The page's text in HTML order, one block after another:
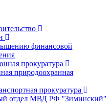
финансовой
прокуратура
природоохранная
прокуратура
отдел МВД РФ "Зиминский"